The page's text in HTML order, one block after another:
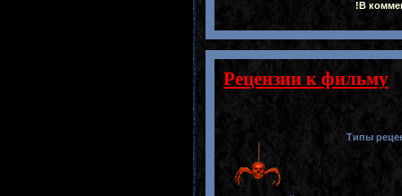
!В
Рецензии к фильму
Типы